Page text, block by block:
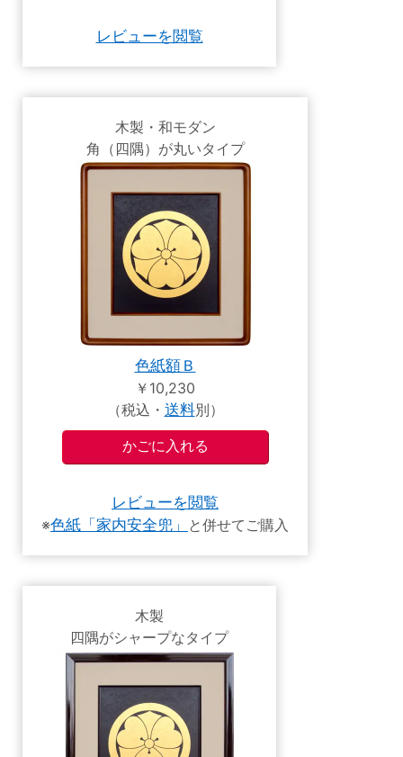
レビューを閲覧
木製・和モダン
角（四隅）が丸いタイプ
色紙額Ｂ
￥10,230
（税込・ 送料別）
レビューを閲覧
※色紙「家内安全兜」 と併せてご購入
木製
四隅がシャープなタイプ